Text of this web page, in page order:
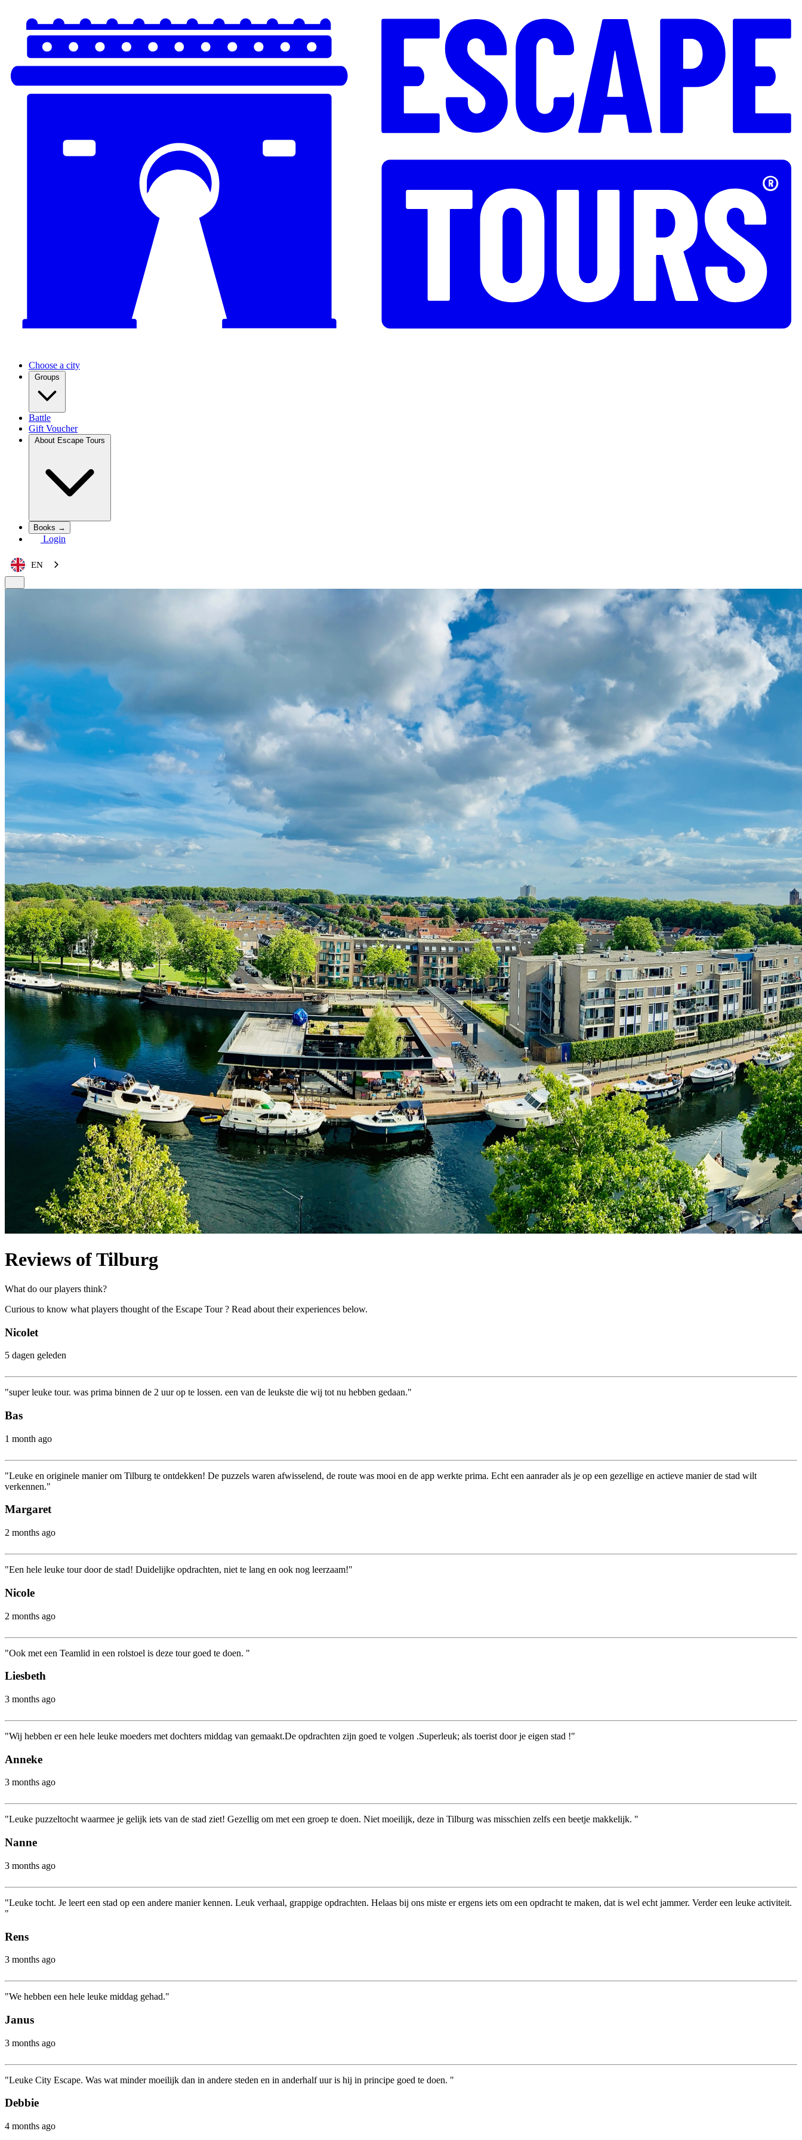
Choose a city
Groups
Battle
Gift Voucher
About Escape Tours
Books →
Login
EN
Reviews of Tilburg
What do our players think?
Curious to know what players thought of the Escape Tour ? Read about their experiences below.
Nicolet
5 dagen geleden
"super leuke tour. was prima binnen de 2 uur op te lossen. een van de leukste die wij tot nu hebben gedaan."
Bas
1 month ago
"Leuke en originele manier om Tilburg te ontdekken! De puzzels waren afwisselend, de route was mooi en de app werkte prima. Echt een aanrader als je op een gezellige en actieve manier de stad wilt
verkennen."
Margaret
2 months ago
"Een hele leuke tour door de stad! Duidelijke opdrachten, niet te lang en ook nog leerzaam!"
Nicole
2 months ago
"Ook met een Teamlid in een rolstoel is deze tour goed te doen. "
Liesbeth
3 months ago
"Wij hebben er een hele leuke moeders met dochters middag van gemaakt.De opdrachten zijn goed te volgen .Superleuk; als toerist door je eigen stad !"
Anneke
3 months ago
"Leuke puzzeltocht waarmee je gelijk iets van de stad ziet! Gezellig om met een groep te doen. Niet moeilijk, deze in Tilburg was misschien zelfs een beetje makkelijk. "
Nanne
3 months ago
"Leuke tocht. Je leert een stad op een andere manier kennen. Leuk verhaal, grappige opdrachten. Helaas bij ons miste er ergens iets om een opdracht te maken, dat is wel echt jammer. Verder een leuke activiteit.
"
Rens
3 months ago
"We hebben een hele leuke middag gehad."
Janus
3 months ago
"Leuke City Escape. Was wat minder moeilijk dan in andere steden en in anderhalf uur is hij in principe goed te doen. "
Debbie
4 months ago